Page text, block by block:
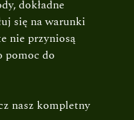
dokładne
się na warunki
nie przyniosą
pomoc do
nasz kompletny